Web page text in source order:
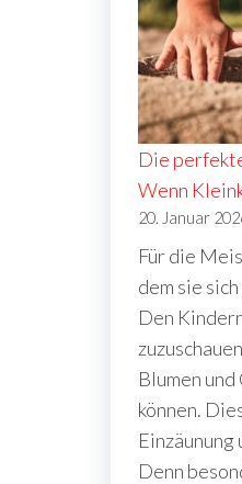
Die
Wenn
20. Januar
Für die
dem sie
Den
Blumen und
können.
Einzäunung
Denn